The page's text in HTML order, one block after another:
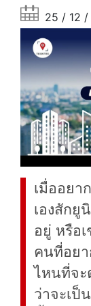
25 / 12
เมื่ออยา
เองสักยู
อยู่ หรือ
คนที่อย
ไหนที่จะ
ว่าจะเป็